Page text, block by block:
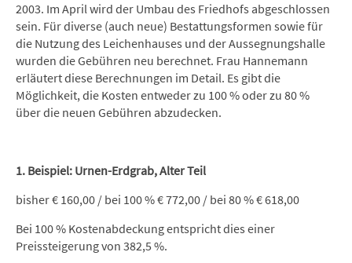
2003. Im April wird der Umbau des Friedhofs abgeschlossen
sein. Für diverse (auch neue) Bestattungsformen sowie für
die Nutzung des Leichenhauses und der Aussegnungshalle
wurden die Gebühren neu berechnet. Frau Hannemann
erläutert diese Berechnungen im Detail. Es gibt die
Möglichkeit, die Kosten entweder zu 100 % oder zu 80 %
über die neuen Gebühren abzudecken.
1. Beispiel: Urnen-Erdgrab, Alter Teil
bisher € 160,00 / bei 100 % € 772,00 / bei 80 % € 618,00
Bei 100 % Kostenabdeckung entspricht dies einer
Preissteigerung von 382,5 %.